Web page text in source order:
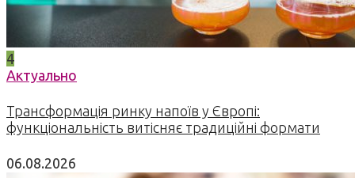
4
Актуально
Трансформація ринку напоїв у Європі:
функціональність витісняє традиційні формати
06.08.2026